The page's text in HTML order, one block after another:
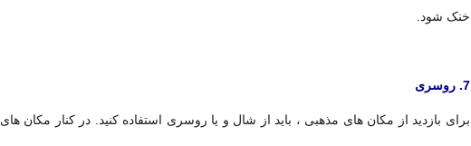
خنک شود.
7. روسری
برای بازدید از مکان های مذهبی ، باید از شال و یا روسری استفاده کنید. در کنار مکان های